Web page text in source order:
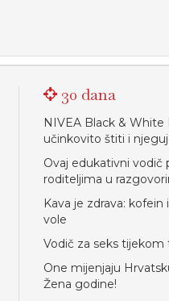
30 dana
NIVEA Black & White
učinkovito štiti i
Ovaj edukativni vodič
roditeljima u
Kava je zdrava: kofein
vole
Vodič za seks tijekom
One mijenjaju
Žena godine!